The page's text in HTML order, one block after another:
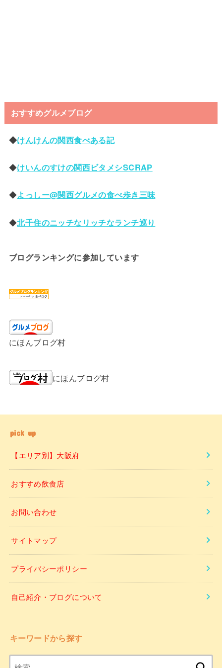
おすすめグルメブログ
◆けんけんの関西食べある記
◆けいんのすけの関西ビタメシSCRAP
◆よっしー@関西グルメの食べ歩き三味
◆北千住のニッチなリッチなランチ巡り
ブログランキングに参加しています
にほんブログ村
にほんブログ村
pick up
【エリア別】大阪府
おすすめ飲食店
お問い合わせ
サイトマップ
プライバシーポリシー
自己紹介・ブログについて
キーワードから探す